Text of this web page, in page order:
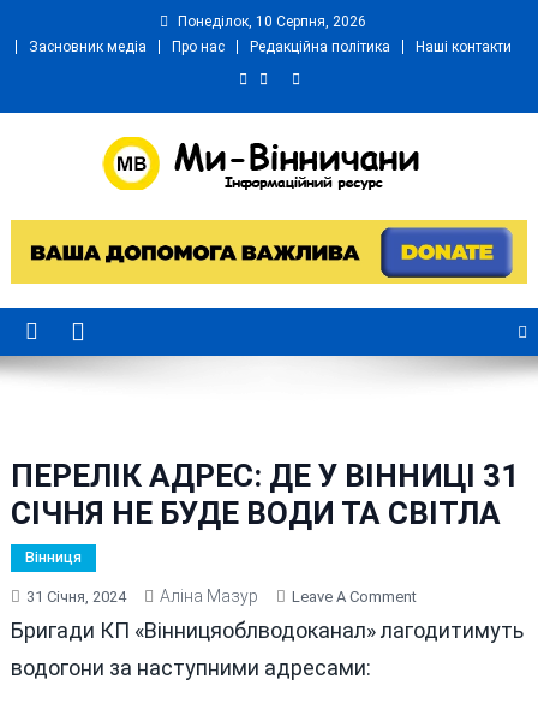
Понеділок, 10 Серпня, 2026
Засновник медіа
Про нас Редакційна політика Наші контакти
Ми Вінничани
ПЕРЕЛІК АДРЕС: ДЕ У ВІННИЦІ 31
СІЧНЯ НЕ БУДЕ ВОДИ ТА СВІТЛА
Вінниця
31 Січня, 2024 Аліна Мазур Leave A CommentOn
ПЕРЕЛІК
Бригади КП «Вінницяоблводоканал» лагодитимуть
водогони за наступними адресами: